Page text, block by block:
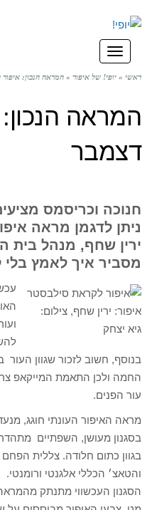
תפריט
ראשי » יופי! של איפור » המראה הנכון: איפור
המראה הנכון:
דצמבר
חנוכה וכריסמס
ניתן לדגמן מראה
ירין שחף, מנהל בית
מסביר איך לאמץ
איפור: ירין שחף, צילום:
גיא יצחק
בנוסף, חשוב לזכור שגוון
החמה ולכן התאמת המייקאפ
עור הפנים.
מראה האיפור העונתי חוגג,
בסגנון מעושן, השפתיים
בגוון כתום חלודה. צללית
והטאצ׳ הכללי אלגנטי ורומנטי.
הסגנון העכשווי מתנתק